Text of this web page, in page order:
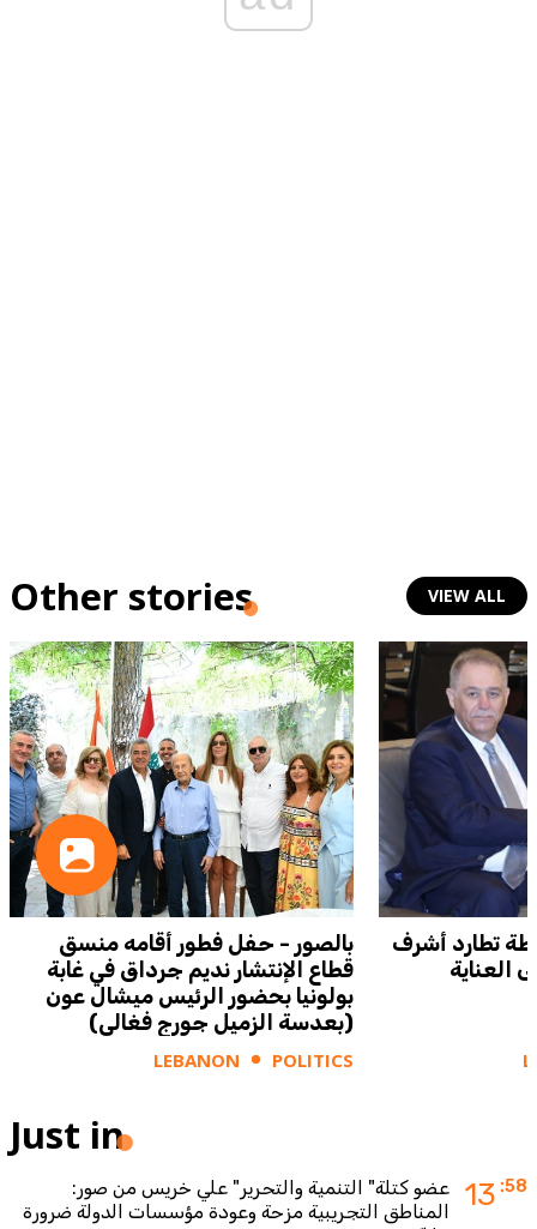
© 2025. All Rights Reserved. ByKoein
Other stories VIEW ALL
بالصور - حفل فطور أقامه منسق
قطاع الإنتشار نديم جرداق في غابة
بولونيا بحضور الرئيس ميشال عون
(بعدسة الزميل جورج فغالي)
LEBANON POLITICS
تطارد أشرف
العناية
Just in
13 :58
عضو كتلة" التنمية والتحرير" علي خريس من صور:
المناطق التجريبية مزحة وعودة مؤسسات الدولة ضرورة